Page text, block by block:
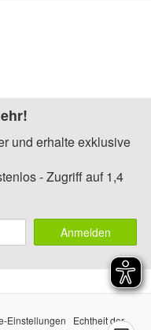
und erhalte exklusive
- Zugriff auf 1,4
Anmelden
Einstellungen
Echtheit der